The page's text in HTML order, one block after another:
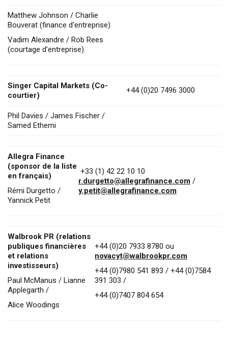
Matthew Johnson / Charlie
Bouverat (finance d'entreprise)
Vadim Alexandre / Rob Rees
(courtage d’entreprise)
Singer Capital Markets (Co-
courtier)
+44 (0)20 7496 3000
Phil Davies / James Fischer /
Samed Ethemi
Allegra Finance
(sponsor de la liste
en français)
Rémi Durgetto /
Yannick Petit
+33 (1) 42 22 10 10
r.durgetto@allegrafinance.com /
y.petit@allegrafinance.com
Walbrook PR (relations
publiques financières
et relations
investisseurs)
Paul McManus / Lianne
Applegarth /
Alice Woodings
+44 (0)20 7933 8780 ou
novacyt@walbrookpr.com
+44 (0)7980 541 893 / +44 (0)7584
391 303 /
+44 (0)7407 804 654